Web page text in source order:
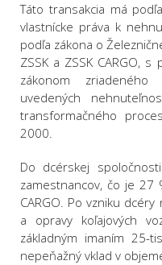
Táto transakcia má
vlastnícke práva k
podľa zákona o
ZSSK a ZSSK CARGO,
zákonom zriadeného
uvedených
transformačného
2000.
Do dcérskej
zamestnancov, čo je 27
CARGO. Po vzniku
a opravy koľajových
základným imaním 25-
nepeňažný vklad v